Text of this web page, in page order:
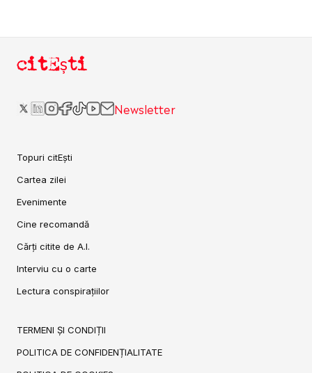
citEști
Newsletter
Topuri citEști
Cartea zilei
Evenimente
Cine recomandă
Cărți citite de A.I.
Interviu cu o carte
Lectura conspirațiilor
TERMENI ȘI CONDIȚII
POLITICA DE CONFIDENȚIALITATE